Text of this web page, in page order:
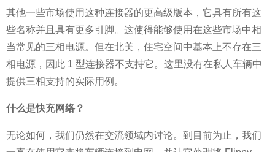
其他一些市场使用这种连接器的更高级版本，它具有所有这
些名称并且具有更多引脚。这使得能够使用在这些市场中相
当常见的三相电源。但在北美，住宅空间中基本上不存在三
相电源，因此 1 型连接器不支持它。这里没有在私人车辆中
提供三相支持的实际用例。
什么是快充网络？
无论如何，我们仍然在交流领域内讨论。到目前为止，我们